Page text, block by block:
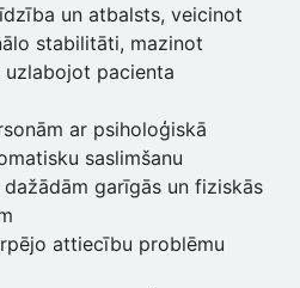
un atbalsts, veicinot
stabilitāti, mazinot
pacienta
ar psiholoģiskā
saslimšanu
garīgās un fiziskās
attiecību problēmu